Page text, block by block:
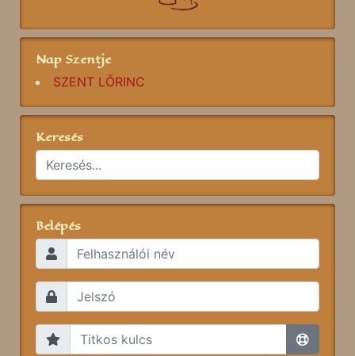
Nap Szentje
SZENT LŐRINC
Keresés
Belépés